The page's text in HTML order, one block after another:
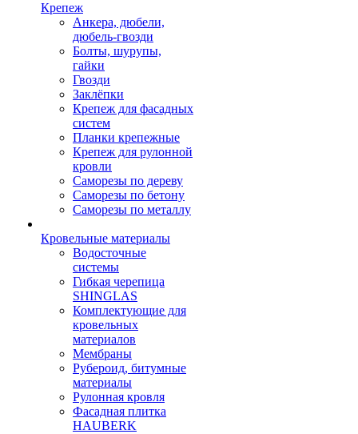
Крепеж
Анкера, дюбели,
дюбель-гвозди
Болты, шурупы,
гайки
Гвозди
Заклёпки
Крепеж для фасадных
систем
Планки крепежные
Крепеж для рулонной
кровли
Саморезы по дереву
Саморезы по бетону
Саморезы по металлу
Кровельные материалы
Водосточные
системы
Гибкая черепица
SHINGLAS
Комплектующие для
кровельных
материалов
Мембраны
Рубероид, битумные
материалы
Рулонная кровля
Фасадная плитка
HAUBERK